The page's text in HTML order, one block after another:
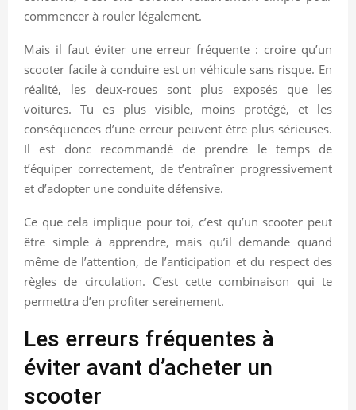
commencer à rouler légalement.
Mais il faut éviter une erreur fréquente : croire qu’un
scooter facile à conduire est un véhicule sans risque. En
réalité, les deux-roues sont plus exposés que les
voitures. Tu es plus visible, moins protégé, et les
conséquences d’une erreur peuvent être plus sérieuses.
Il est donc recommandé de prendre le temps de
t’équiper correctement, de t’entraîner progressivement
et d’adopter une conduite défensive.
Ce que cela implique pour toi, c’est qu’un scooter peut
être simple à apprendre, mais qu’il demande quand
même de l’attention, de l’anticipation et du respect des
règles de circulation. C’est cette combinaison qui te
permettra d’en profiter sereinement.
Les erreurs fréquentes à
éviter avant d’acheter un
scooter